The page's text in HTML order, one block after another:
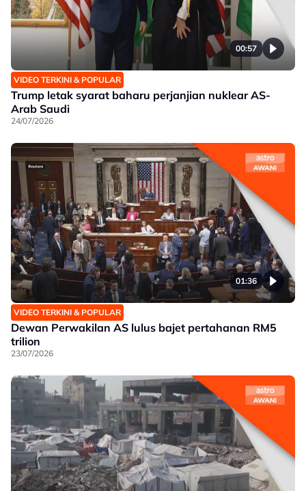
00:57
VIDEO TERKINI & POPULAR
Trump letak syarat baharu perjanjian nuklear AS-
Arab Saudi
24/07/2026
01:36
VIDEO TERKINI & POPULAR
Dewan Perwakilan AS lulus bajet pertahanan RM5
trilion
23/07/2026